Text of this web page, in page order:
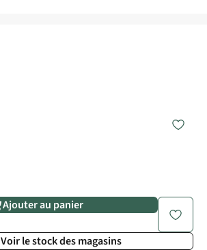
Ajouter au panier
Voir le stock des magasins